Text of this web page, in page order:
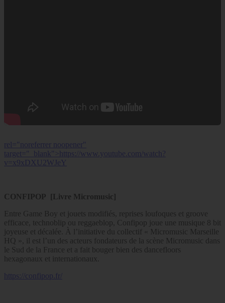
rel="noreferrer noopener"
target="_blank">https://www.youtube.com/watch?
v=x9xDXU2WJeY
CONFIPOP [Livre Micromusic]
Entre Game Boy et jouets modifiés, reprises loufoques et groove
efficace, technoblip ou reggaeblop, Confipop joue une musique 8 bit
joyeuse et décalée. À l’initiative du collectif « Micromusic Marseille
HQ », il est l’un des acteurs fondateurs de la scène Micromusic dans
le Sud de la France et a fait bouger bien des dancefloors
hexagonaux et internationaux.
https://confipop.fr/